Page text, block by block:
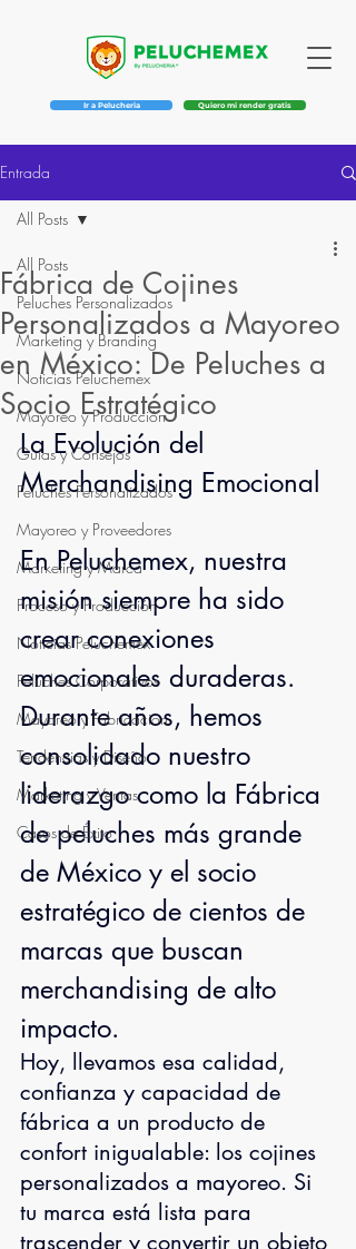
Quiero mi render gratis
Ir a Pelucheria
Entrada
All Posts
Peluches Personalizados
Marketing y Branding
Noticias Peluchemex
Mayoreo y Producción
Guías y Consejos
Peluches Personalizados
Mayoreo y Proveedores
Marketing y Marca
Proceso y Producción
Noticias Peluchemex
Peluches Corporativos
Mayoreo y Fabricación
Tendencias y Diseño
Marketing y Ventas
Casos de Éxito
All Posts
Fábrica de Cojines
Personalizados a Mayoreo
en México: De Peluches a
Socio Estratégico
La Evolución del
Merchandising Emocional
En Peluchemex, nuestra
misión siempre ha sido
crear conexiones
emocionales duraderas.
Durante años, hemos
consolidado nuestro
liderazgo como la Fábrica
de peluches más grande
de México y el socio
estratégico de cientos de
marcas que buscan
merchandising de alto
impacto.
Hoy, llevamos esa calidad,
confianza y capacidad de
fábrica a un producto de
confort inigualable: los cojines
personalizados a mayoreo. Si
tu marca está lista para
trascender y convertir un objeto